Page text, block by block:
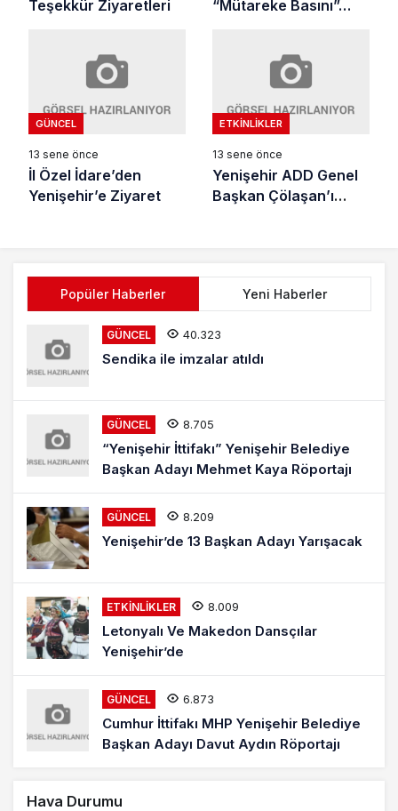
Teşekkür Ziyaretleri
“Mütareke Basını”…
GÜNCEL
13 sene önce
İl Özel İdare’den
Yenişehir’e Ziyaret
ETKINLIKLER
13 sene önce
Yenişehir ADD Genel
Başkan Çölaşan’ı
Popüler Haberler Yeni Haberler
GÜNCEL 40.323
Sendika ile imzalar atıldı
GÜNCEL 8.705
“Yenişehir İttifakı” Yenişehir Belediye
Başkan Adayı Mehmet Kaya Röportajı
GÜNCEL 8.209
Yenişehir’de 13 Başkan Adayı Yarışacak
ETKINLIKLER 8.009
Letonyalı Ve Makedon Dansçılar
Yenişehir’de
GÜNCEL 6.873
Cumhur İttifakı MHP Yenişehir Belediye
Başkan Adayı Davut Aydın Röportajı
Hava Durumu